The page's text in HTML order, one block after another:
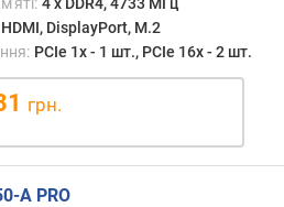
HDMI, DisplayPort, M.2
PCIe 1x - 1 шт., PCIe 16x - 2 шт.
грн.
A PRO